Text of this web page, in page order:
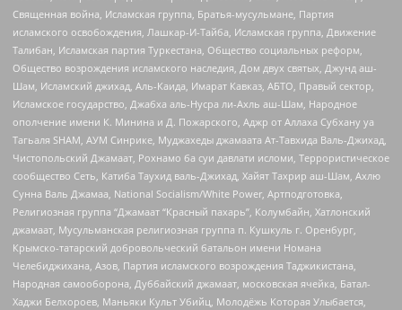
Священная война, Исламская группа, Братья-мусульмане, Партия
исламского освобождения, Лашкар-И-Тайба, Исламская группа, Движение
Талибан, Исламская партия Туркестана, Общество социальных реформ,
Общество возрождения исламского наследия, Дом двух святых, Джунд аш-
Шам, Исламский джихад, Аль-Каида, Имарат Кавказ, АБТО, Правый сектор,
Исламское государство, Джабха аль-Нусра ли-Ахль аш-Шам, Народное
ополчение имени К. Минина и Д. Пожарского, Аджр от Аллаха Субхану уа
Тагьаля SHAM, АУМ Синрике, Муджахеды джамаата Ат-Тавхида Валь-Джихад,
Чистопольский Джамаат, Рохнамо ба суи давлати исломи, Террористическое
сообщество Сеть, Катиба Таухид валь-Джихад, Хайят Тахрир аш-Шам, Ахлю
Сунна Валь Джамаа, National Socialism/White Power, Артподготовка,
Религиозная группа “Джамаат “Красный пахарь”, Колумбайн, Хатлонский
джамаат, Мусульманская религиозная группа п. Кушкуль г. Оренбург,
Крымско-татарский добровольческий батальон имени Номана
Челебиджихана, Азов, Партия исламского возрождения Таджикистана,
Народная самооборона, Дуббайский джамаат, московская ячейка, Батал-
Хаджи Белхороев, Маньяки Культ Убийц, Молодёжь Которая Улыбается,